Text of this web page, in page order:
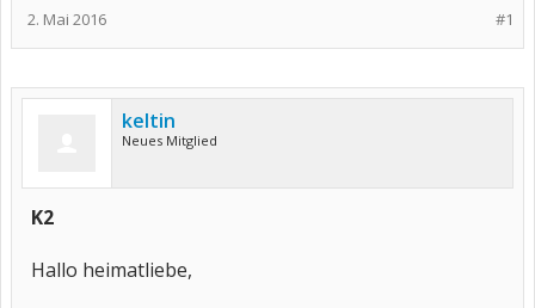
#1
2. Mai 2016
keltin
Neues Mitglied
K2
Hallo heimatliebe,